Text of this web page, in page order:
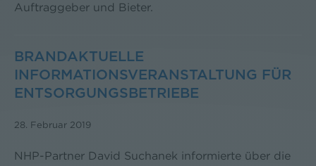
Auftraggeber und Bieter.
BRANDAKTUELLE
INFORMATIONSVERANSTALTUNG FÜR
ENTSORGUNGSBETRIEBE
28. Februar 2019
NHP-Partner David Suchanek informierte über die